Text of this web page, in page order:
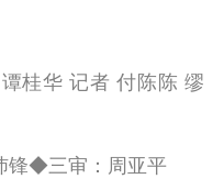
桂华 记者 付陈陈 缪
锋◆三审：周亚平